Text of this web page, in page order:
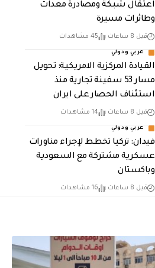
اعتقال شبكة ومصادرة معدات
وطائرات مسيرة
قبل 8 ساعات 45 مشاهدات
عربي ودولي
القيادة المركزية الامريكية: تحويل
مسار 53 سفينة تجارية منذ
استئناف الحصار على ايران
قبل 8 ساعات 14 مشاهدات
عربي ودولي
فيدان: تركيا تخطط لإجراء مناورات
عسكرية مشتركة مع السعودية
وباكستان
قبل 8 ساعات 16 مشاهدات